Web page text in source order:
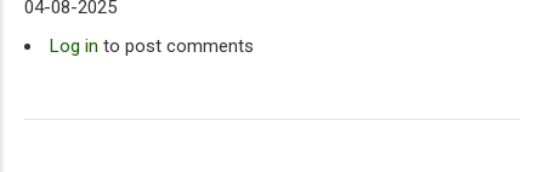
04-08-2025
Log in to post comments